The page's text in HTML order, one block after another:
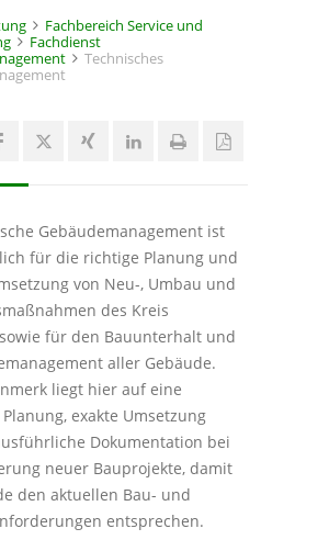
Fachbereich Service und
Fachdienst
Technisches
Gebäudemanagement ist
für die richtige Planung und
von Neu-, Umbau und
des Kreis
für den Bauunterhalt und
aller Gebäude.
liegt hier auf eine
exakte Umsetzung
Dokumentation bei
neuer Bauprojekte, damit
den aktuellen Bau- und
entsprechen.